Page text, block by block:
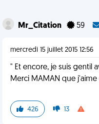
Mr_Citation 59
mercredi 15 juillet 2015 12:56
" Et encore, je suis gentil
Merci MAMAN que
426 13